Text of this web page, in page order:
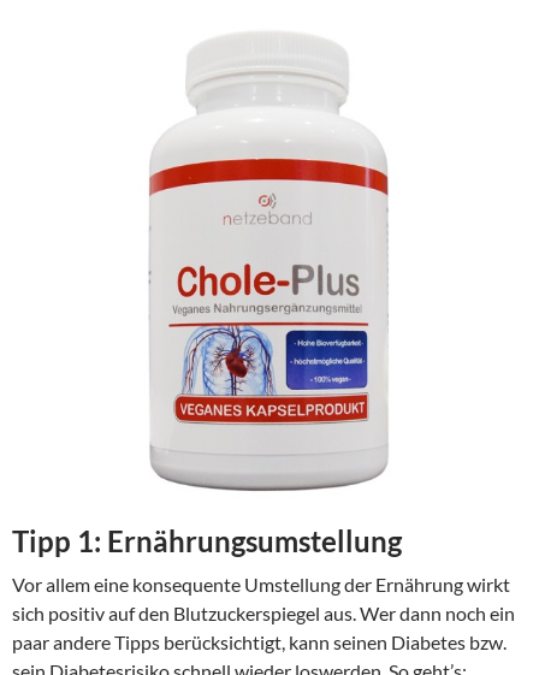
Tipp 1: Ernährungsumstellung
Vor allem eine konsequente Umstellung der Ernährung wirkt
sich positiv auf den Blutzuckerspiegel aus. Wer dann noch ein
paar andere Tipps berücksichtigt, kann seinen Diabetes bzw.